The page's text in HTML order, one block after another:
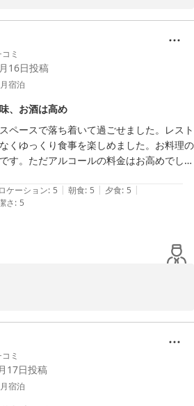
く様子を偶然見ることができて良かったで
しくお寄せいただき、心より御礼申し上
して、シェフのパフォーマンスやお料理
選びいただき、ありがとうございます。
内容やスタッフの対応につきまして、ご
ませんでした。お料理の組み合わせに関
とうございます。また、スタッフがお食
ができておらず、落ち着いてお食事をお
とを深くお詫び申し上げます。いただい
、サービスの在り方やスタッフの立ち位
について改めて見直してまいります。
もご不便をおかけし申し訳ございません
を最後までゆっくりお楽しみいただけな
っております。今後の快適な環境づくり
からご覧いただいた宍道湖の景色をお楽
嬉しく存じます。昼夜で表情を変える宍
漁の様子は、この地ならではの魅力でご
けたことは何よりでございます。
ミ
16日投稿
宿泊
、お酒は高め
ペースで落ち着いて過ごせました。レスト
くゆっくり食事を楽しめました。お料理の
す。ただアルコールの料金はお高めでし
ロケーション: 5 | 朝食: 5 | 夕食: 5 |
さ: 5
用いただき、誠にありがとうございまし
りとした空間で、落ち着いてお過ごしい
嬉しく存じます。お食事もお時間を気に
料理の種類や味にもご満足いただけたよ
。
ミ
17日投稿
宿泊